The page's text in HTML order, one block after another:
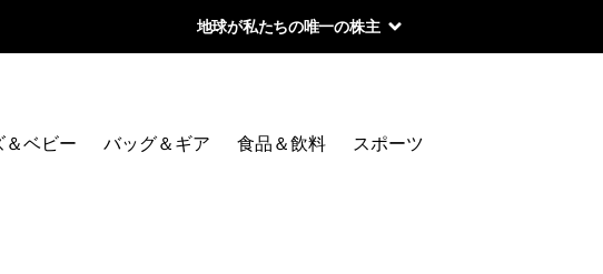
地球が私たちの唯一の株主
＆ベビー バッグ＆ギア 食品＆飲料 スポーツ